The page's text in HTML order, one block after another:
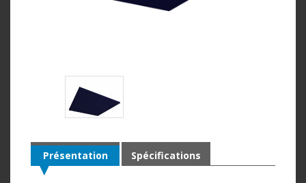
Présentation Spécifications